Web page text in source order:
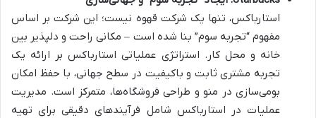
استارباکس، تنها یک شرکت قهوه نیست؛ این شرکت بر اساس
مفهوم “تجربه سوم” بنا شده است – مکانی راحت و دلپذیر بین
خانه و محل کار. استراتژی عملیاتی استارباکس بر ارائه یک
تجربه مشتری ثابت و باکیفیت در سطح جهانی، با حفظ امکان
بومی‌سازی در منو و طراحی فروشگاه‌ها، متمرکز است. مدیریت
عملیات در استارباکس شامل فرآیندهای دقیقی برای تهیه